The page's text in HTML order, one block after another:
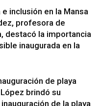
inclusión en la Mansa
profesora de
destacó la importancia
inaugurada en la
de playa
brindó su
de la playa